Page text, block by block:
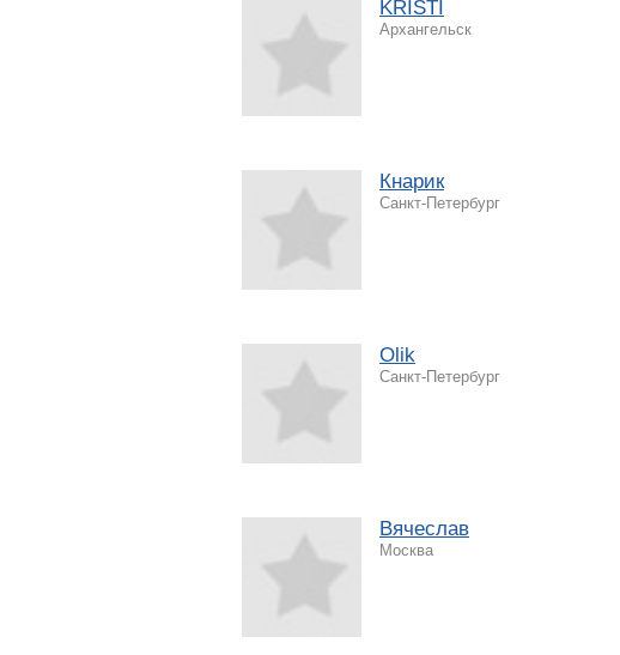
KRISTI
Архангельск
Кнарик
Санкт-Петербург
Olik
Санкт-Петербург
Вячеслав
Москва